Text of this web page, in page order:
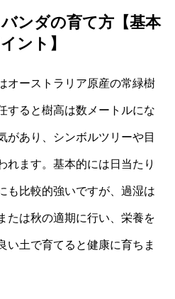
ンダの育て方【基本
ント】
オーストラリア原産の常緑樹
すると樹高は数メートルにな
があり、シンボルツリーや目
れます。基本的には日当たり
も比較的強いですが、過湿は
たは秋の適期に行い、栄養を
い土で育てると健康に育ちま